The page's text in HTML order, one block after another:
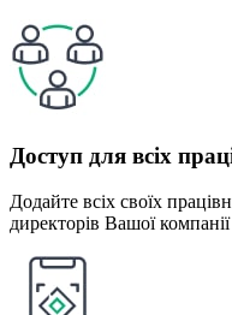
Доступ для всіх
Додайте всіх своїх
директорів Вашої компанії